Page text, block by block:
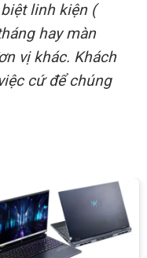
linh kiện (
hay màn
vị khác. Khách
cứ để chúng